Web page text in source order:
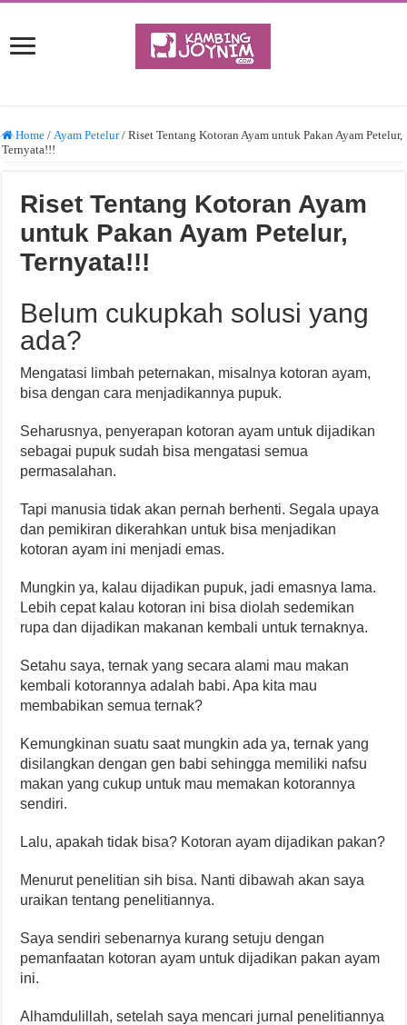
Home / Ayam Petelur / Riset Tentang Kotoran Ayam untuk Pakan Ayam Petelur,
Ternyata!!!
Riset Tentang Kotoran Ayam
untuk Pakan Ayam Petelur,
Ternyata!!!
Belum cukupkah solusi yang
ada?
Mengatasi limbah peternakan, misalnya kotoran ayam,
bisa dengan cara menjadikannya pupuk.
Seharusnya, penyerapan kotoran ayam untuk dijadikan
sebagai pupuk sudah bisa mengatasi semua
permasalahan.
Tapi manusia tidak akan pernah berhenti. Segala upaya
dan pemikiran dikerahkan untuk bisa menjadikan
kotoran ayam ini menjadi emas.
Mungkin ya, kalau dijadikan pupuk, jadi emasnya lama.
Lebih cepat kalau kotoran ini bisa diolah sedemikan
rupa dan dijadikan makanan kembali untuk ternaknya.
Setahu saya, ternak yang secara alami mau makan
kembali kotorannya adalah babi. Apa kita mau
membabikan semua ternak?
Kemungkinan suatu saat mungkin ada ya, ternak yang
disilangkan dengan gen babi sehingga memiliki nafsu
makan yang cukup untuk mau memakan kotorannya
sendiri.
Lalu, apakah tidak bisa? Kotoran ayam dijadikan pakan?
Menurut penelitian sih bisa. Nanti dibawah akan saya
uraikan tentang penelitiannya.
Saya sendiri sebenarnya kurang setuju dengan
pemanfaatan kotoran ayam untuk dijadikan pakan ayam
ini.
Alhamdulillah, setelah saya mencari jurnal penelitiannya